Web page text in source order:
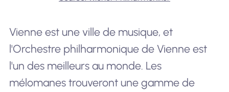
Vienne est une ville de musique, et
l'Orchestre philharmonique de Vienne est
l'un des meilleurs au monde. Les
mélomanes trouveront une gamme de